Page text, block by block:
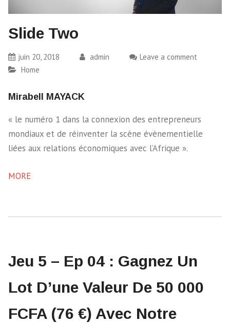
Slide Two
juin 20, 2018 admin
Leave a comment
Home
Mirabell MAYACK
« le numéro 1 dans la connexion des entrepreneurs
mondiaux et de réinventer la scène évènementielle
liées aux relations économiques avec l’Afrique ».
MORE
Jeu 5 – Ep 04 : Gagnez Un
Lot D’une Valeur De 50 000
FCFA (76 €) Avec Notre